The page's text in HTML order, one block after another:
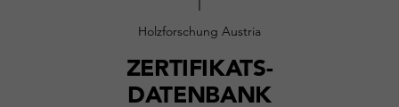
Holzforschung Austria
ZERTIFIKATS-
DATENBANK